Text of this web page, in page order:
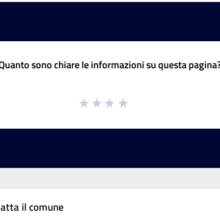
sono chiare le informazioni su questa
il comune